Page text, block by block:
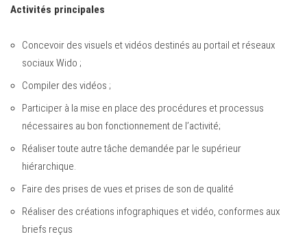
Activités principales
Concevoir des visuels et vidéos destinés au portail et réseaux
sociaux Wido ;
Compiler des vidéos ;
Participer à la mise en place des procédures et processus
nécessaires au bon fonctionnement de l’activité;
Réaliser toute autre tâche demandée par le supérieur
hiérarchique.
Faire des prises de vues et prises de son de qualité
Réaliser des créations infographiques et vidéo, conformes aux
briefs reçus